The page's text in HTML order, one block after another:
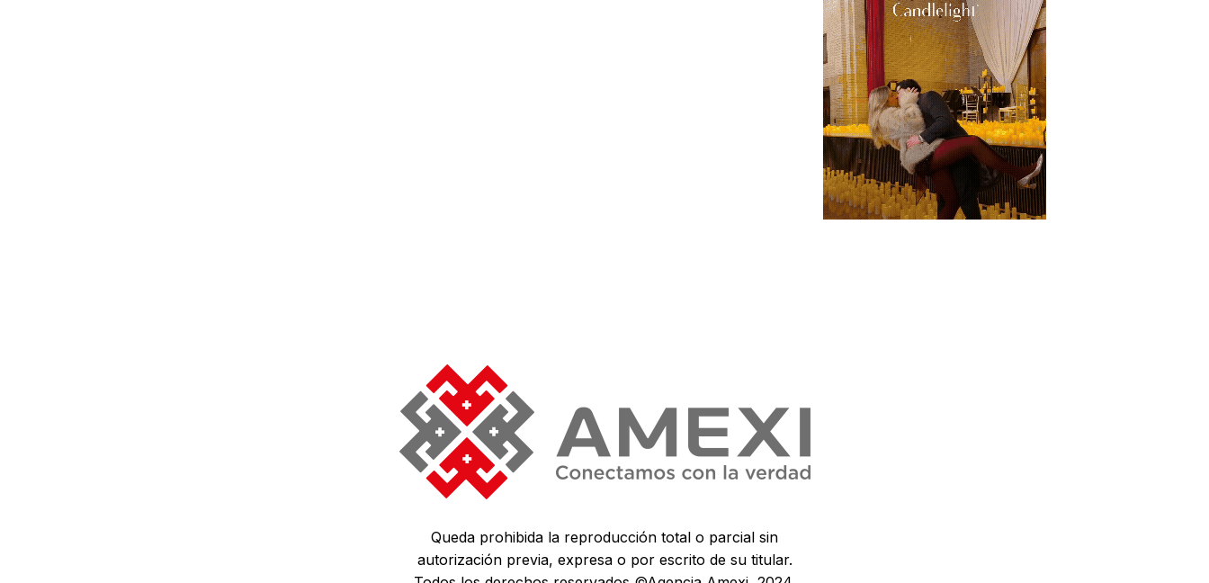
Queda prohibida la reproducción total o parcial sin
autorización previa, expresa o por escrito de su titular.